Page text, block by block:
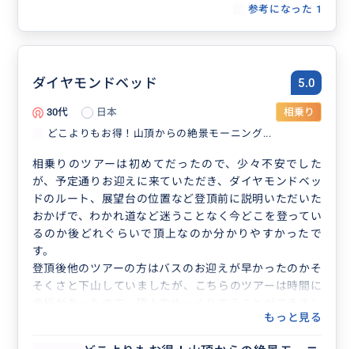
参考になった 1
ダイヤモンドベッド 5.0
30代 日本
相乗り
どこよりもお得！山頂からの絶景モーニング...
相乗りのツアーは初めてだったので、少々不安でした
が、予定通りお迎えに来ていただき、ダイヤモンドベッ
ドのルート、展望台の位置など登頂前に説明いただいた
おかげで、わかれ道など迷うことなく今どこを登ってい
るのか後どれぐらいで頂上なのか分かりやすかったで
す。
登頂後他のツアーの方はバスのお迎えが早かったのかそ
そくさと下山していましたが、こちらのツアーは時間に
もっと見る